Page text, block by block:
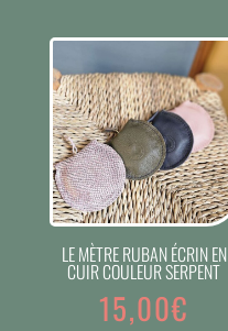
LE MÈTRE RUBAN ÉCRIN EN
CUIR COULEUR SERPENT
15,00€